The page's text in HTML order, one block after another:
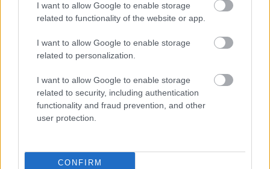
I want to allow Google to enable storage
related to functionality of the website or app.
I want to allow Google to enable storage
related to personalization.
I want to allow Google to enable storage
related to security, including authentication
functionality and fraud prevention, and other
user protection.
CONFIRM